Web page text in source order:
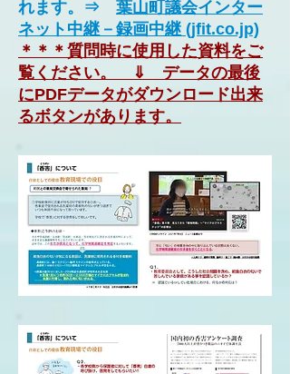
れます。⇒ 葉山町議会インター
ネット中継－録画中継 (jfit.co.jp)
＊＊＊質問時に使用した資料をご
覧ください。 ⇓ データの最後
にPDFデータがダウンロード出来
るボタンがあります。